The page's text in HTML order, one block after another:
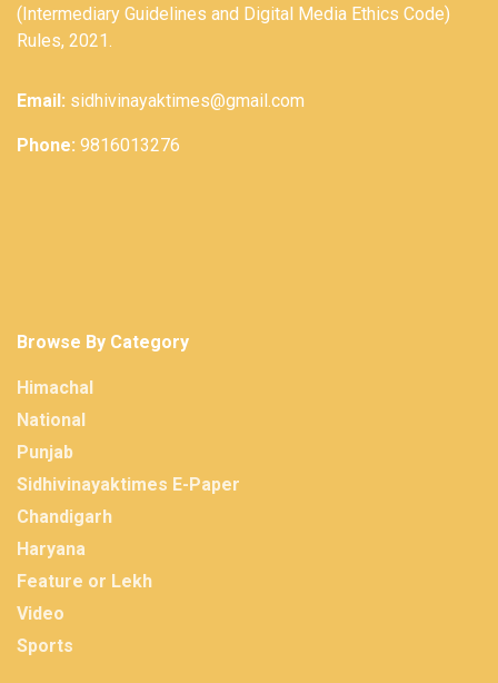
(Intermediary Guidelines and Digital Media Ethics Code)
Rules, 2021.
Email: sidhivinayaktimes@gmail.com
Phone: 9816013276
Browse By Category
Himachal
National
Punjab
Sidhivinayaktimes E-Paper
Chandigarh
Haryana
Feature or Lekh
Video
Sports